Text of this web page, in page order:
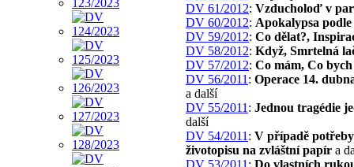
DV 61/2012: Vzducholoď v
DV 60/2012: Apokalypsa podle
DV 59/2012: Co dělat?,
DV 58/2012: Když, Smrtelná
DV 57/2012: Co mám, Co
DV 56/2011 : Operace 14.
a další
DV 55/2011 : Jednou tragédie
další
DV 54/2011 : V případě
životopisu na zvláštní papír a
DV 53/2011 : Do vlastních